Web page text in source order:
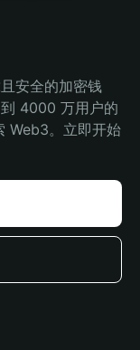
安全的加密钱
4000 万用户的
Web3。立即开始